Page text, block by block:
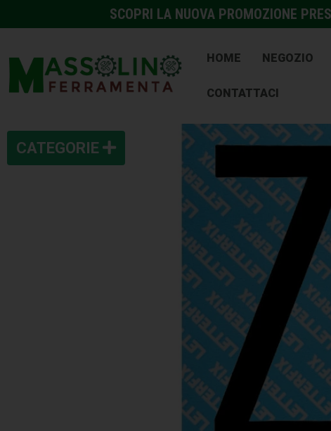
SCOPRI LA NUOVA PROMOZIONE
HOME NEGOZIO
CONTATTACI